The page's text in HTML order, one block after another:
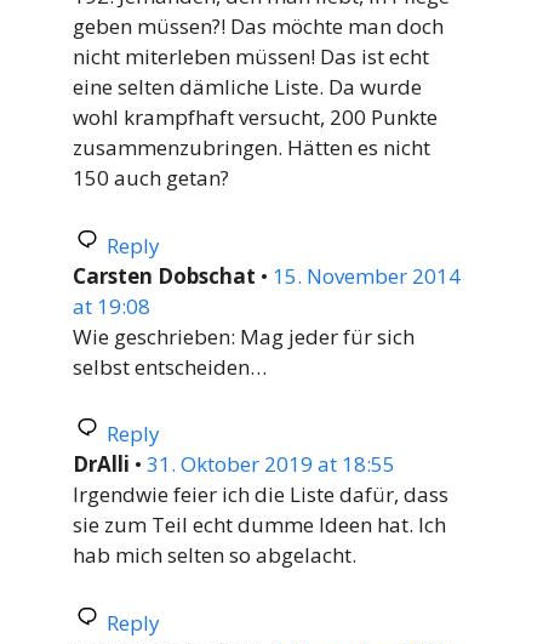
geben müssen?! Das möchte man doch
nicht miterleben müssen! Das ist echt
eine selten dämliche Liste. Da wurde
wohl krampfhaft versucht, 200 Punkte
zusammenzubringen. Hätten es nicht
150 auch getan?
Reply
Carsten Dobschat • 15. November 2014
at 19:08
Wie geschrieben: Mag jeder für sich
selbst entscheiden…
Reply
DrAlli • 31. Oktober 2019 at 18:55
Irgendwie feier ich die Liste dafür, dass
sie zum Teil echt dumme Ideen hat. Ich
hab mich selten so abgelacht.
Reply